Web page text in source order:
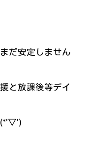
だ安定しません
と放課後等デイ
(*'▽')